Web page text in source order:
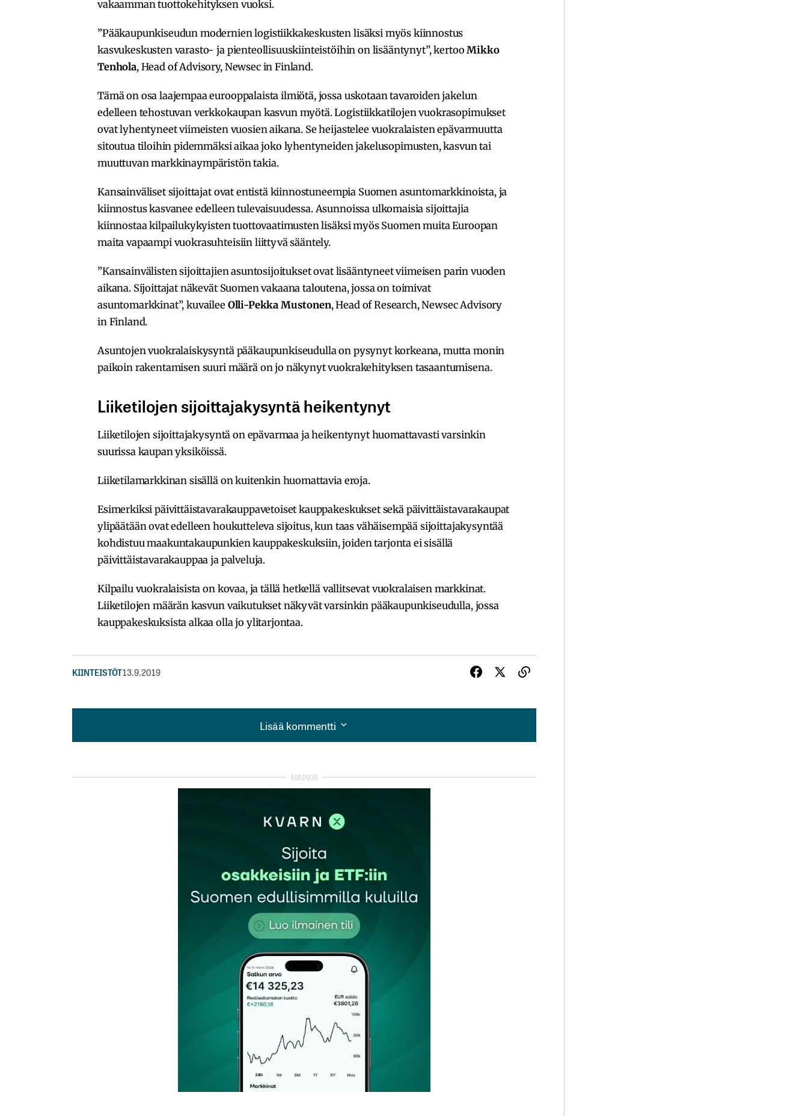
vakaamman tuottokehityksen vuoksi.
”Pääkaupunkiseudun modernien logistiikkakeskusten lisäksi myös kiinnostus
kasvukeskusten varasto- ja pienteollisuuskiinteistöihin on lisääntynyt”, kertoo Mikko
Tenhola, Head of Advisory, Newsec in Finland.
Tämä on osa laajempaa eurooppalaista ilmiötä, jossa uskotaan tavaroiden jakelun
edelleen tehostuvan verkkokaupan kasvun myötä. Logistiikkatilojen vuokrasopimukset
ovat lyhentyneet viimeisten vuosien aikana. Se heijastelee vuokralaisten epävarmuutta
sitoutua tiloihin pidemmäksi aikaa joko lyhentyneiden jakelusopimusten, kasvun tai
muuttuvan markkinaympäristön takia.
Kansainväliset sijoittajat ovat entistä kiinnostuneempia Suomen asuntomarkkinoista, ja
kiinnostus kasvanee edelleen tulevaisuudessa. Asunnoissa ulkomaisia sijoittajia
kiinnostaa kilpailukykyisten tuottovaatimusten lisäksi myös Suomen muita Euroopan
maita vapaampi vuokrasuhteisiin liittyvä sääntely.
”Kansainvälisten sijoittajien asuntosijoitukset ovat lisääntyneet viimeisen parin vuoden
aikana. Sijoittajat näkevät Suomen vakaana taloutena, jossa on toimivat
asuntomarkkinat”, kuvailee Olli-Pekka Mustonen, Head of Research, Newsec Advisory
in Finland.
Asuntojen vuokralaiskysyntä pääkaupunkiseudulla on pysynyt korkeana, mutta monin
paikoin rakentamisen suuri määrä on jo näkynyt vuokrakehityksen tasaantumisena.
Liiketilojen sijoittajakysyntä heikentynyt
Liiketilojen sijoittajakysyntä on epävarmaa ja heikentynyt huomattavasti varsinkin
suurissa kaupan yksiköissä.
Liiketilamarkkinan sisällä on kuitenkin huomattavia eroja.
Esimerkiksi päivittäistavarakauppavetoiset kauppakeskukset sekä päivittäistavarakaupat
ylipäätään ovat edelleen houkutteleva sijoitus, kun taas vähäisempää sijoittajakysyntää
kohdistuu maakuntakaupunkien kauppakeskuksiin, joiden tarjonta ei sisällä
päivittäistavarakauppaa ja palveluja.
Kilpailu vuokralaisista on kovaa, ja tällä hetkellä vallitsevat vuokralaisen markkinat.
Liiketilojen määrän kasvun vaikutukset näkyvät varsinkin pääkaupunkiseudulla, jossa
kauppakeskuksista alkaa olla jo ylitarjontaa.
KIINTEISTÖT13.9.2019
Lisää kommentti
Lisää kommentti
Pakolliset kentät on merkitty
Sähköpostiosoitteesi